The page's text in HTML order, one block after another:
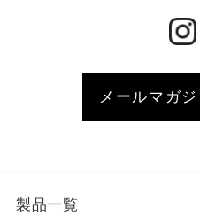
メールマガ
製品一覧